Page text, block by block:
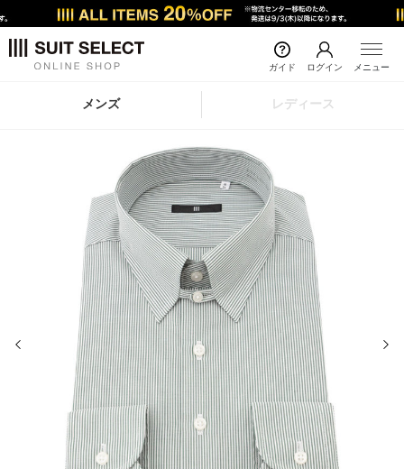
ガイド ログイン メニュー
メンズ レディース